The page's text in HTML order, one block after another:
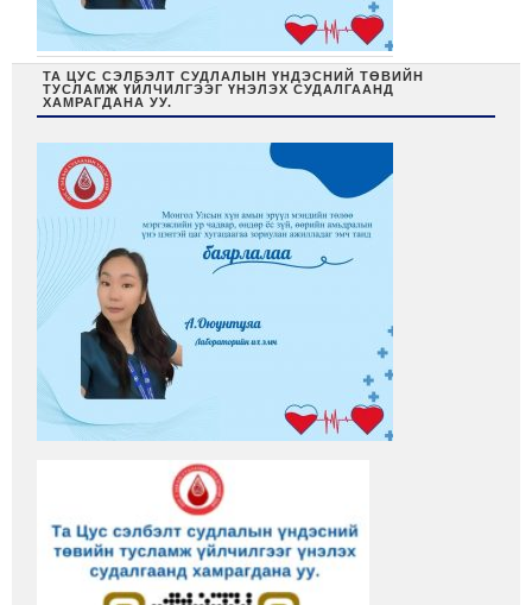
ТА ЦУС СЭЛБЭЛТ СУДЛАЛЫН ҮНДЭСНИЙ ТӨВИЙН
ТУСЛАМЖ ҮЙЛЧИЛГЭЭГ ҮНЭЛЭХ СУДАЛГААНД
ХАМРАГДАНА УУ.